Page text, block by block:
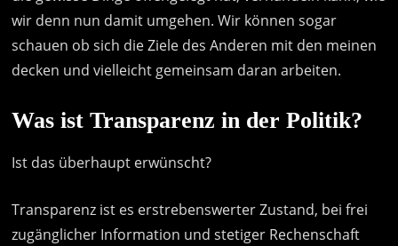
wir denn nun damit umgehen. Wir können sogar
schauen ob sich die Ziele des Anderen mit den meinen
decken und vielleicht gemeinsam daran arbeiten.
Was ist Transparenz in der Politik?
Ist das überhaupt erwünscht?
Transparenz ist es erstrebenswerter Zustand, bei frei
zugänglicher Information und stetiger Rechenschaft